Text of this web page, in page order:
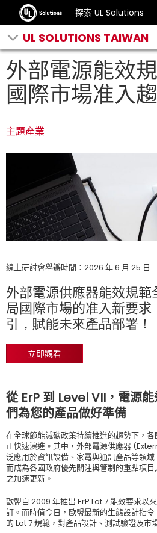
探索 UL Solutions
UL SOLUTIONS TAIWAN
外部電源能效
國際市場准入
主題產業
線上研討會舉辧時間：2026 年 6 月 25 日
外部電源供應器能效規
局國際市場的准入新要求
引，賦能未來產品部署 ！
立即觀看
從 ErP 到 Level VII，電源
們為您的產品做好準備
在全球節能減碳政策持續推進的趨勢下，
正快速演進。其中，外部電源供應器
泛應用於資訊設備、家電與通訊產品等領
而成為各國政府優先關注與管制的重點項
之加速更新。
歐盟自 2009 年推出 ErP Lot 7 能效要求以
訂。而時值今日，歐盟最新的生態設計指
的 Lot 7 規範，對產品設計、測試驗證及市